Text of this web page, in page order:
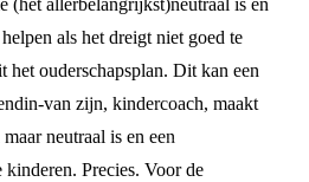
(het allerbelangrijkst)neutraal is en
als het dreigt niet goed te
het ouderschapsplan. Dit kan een
van zijn, kindercoach, maakt
neutraal is en een
kinderen. Precies. Voor de